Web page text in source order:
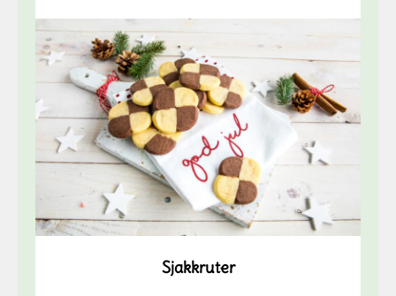
Sjakkruter